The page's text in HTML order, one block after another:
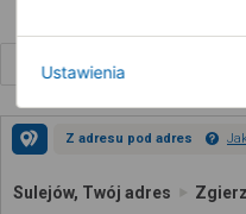
Z adresu pod adres
Sulejów, Twój adres
Ustawienia